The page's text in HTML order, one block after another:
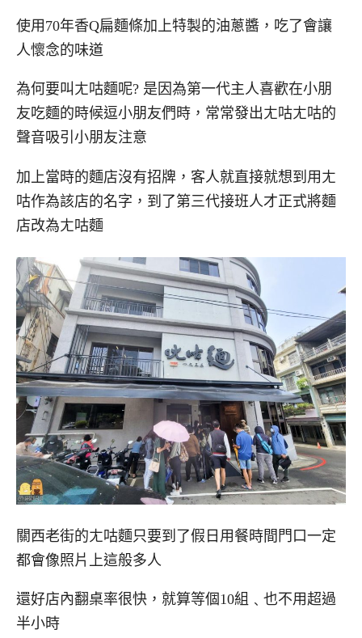
使用70年香Q扁麵條加上特製的油蔥醬，吃了會讓
人懷念的味道
為何要叫ㄤ咕麵呢? 是因為第一代主人喜歡在小朋
友吃麵的時候逗小朋友們時，常常發出ㄤ咕ㄤ咕的
聲音吸引小朋友注意
加上當時的麵店沒有招牌，客人就直接就想到用ㄤ
咕作為該店的名字，到了第三代接班人才正式將麵
店改為ㄤ咕麵
關西老街的ㄤ咕麵只要到了假日用餐時間門口一定
都會像照片上這般多人
還好店內翻桌率很快，就算等個10組﹑也不用超過
半小時